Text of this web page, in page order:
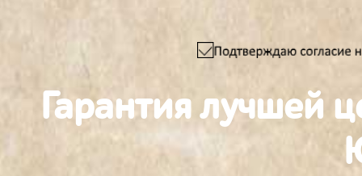
Гарантия лучшей